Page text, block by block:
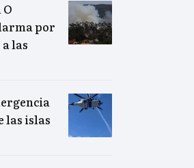
por
las
las islas